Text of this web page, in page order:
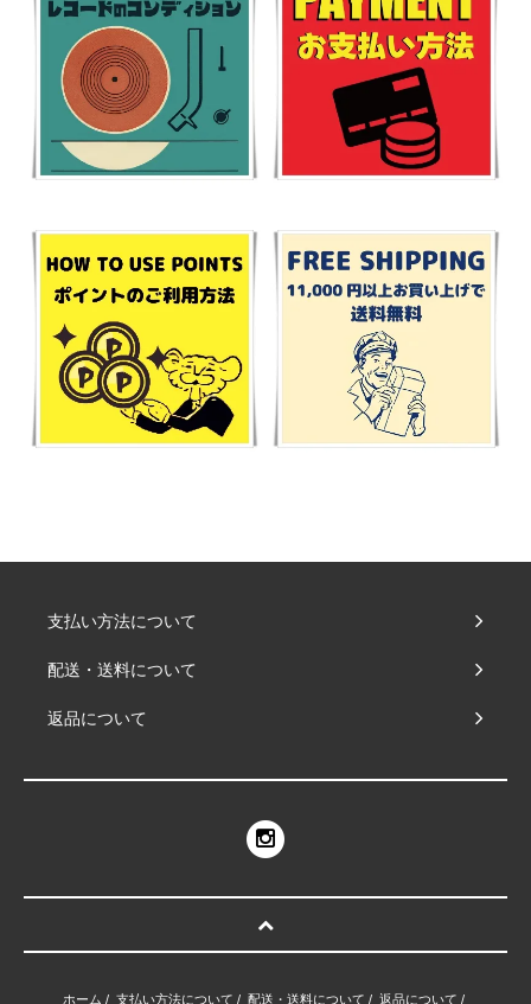
支払い方法について
配送・送料について
返品について
ホーム / 支払い方法について / 配送・送料について / 返品について /